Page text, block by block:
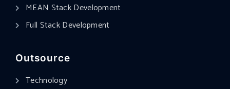
MEAN Stack Development
Full Stack Development
Outsource
Technology